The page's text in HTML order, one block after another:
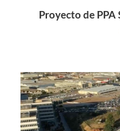
Proyecto de PPA